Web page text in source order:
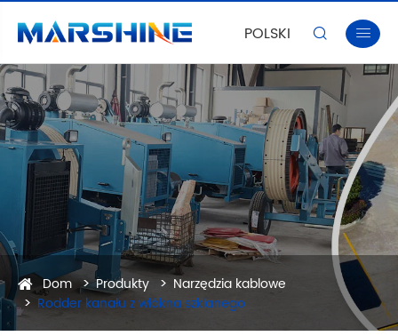
POLSKI  
Dom Produkty
Narzędzia kablowe
Rodder kanału z włókna szklanego